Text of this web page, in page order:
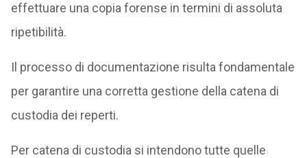
effettuare una copia forense in termini di assoluta
ripetibilità.
Il processo di documentazione risulta fondamentale
per garantire una corretta gestione della catena di
custodia dei reperti.
Per catena di custodia si intendono tutte quelle